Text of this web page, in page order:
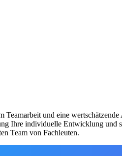
und eine wertschätzende
Ihre individuelle Entwicklung und
Team von Fachleuten.